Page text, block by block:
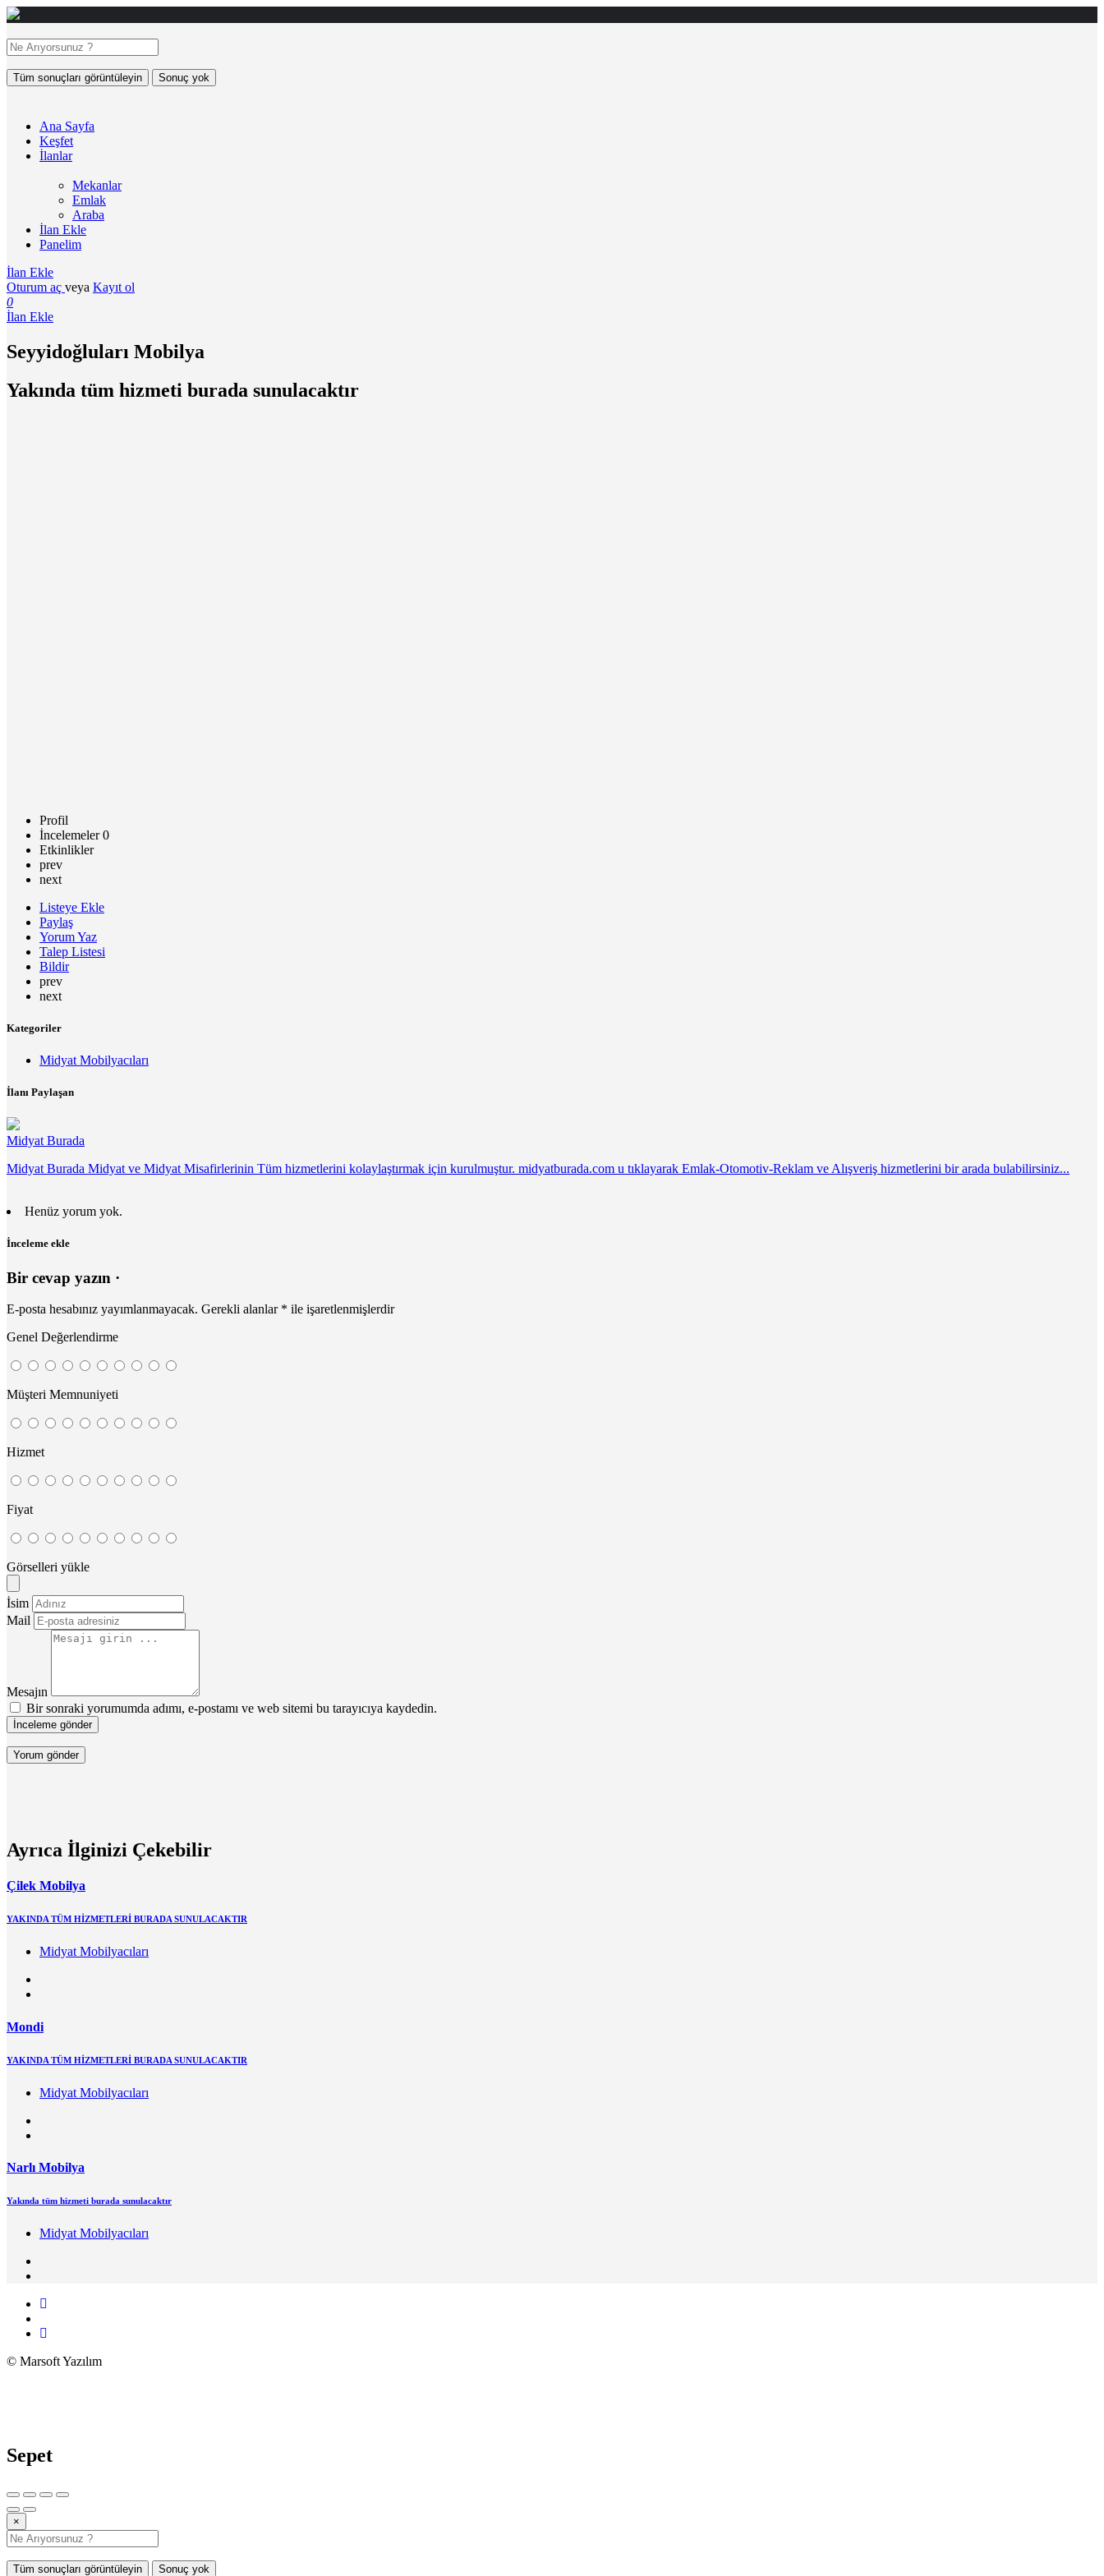
Tüm sonuçları görüntüleyin Sonuç yok
Ana Sayfa
Keşfet
İlanlar
Mekanlar
Emlak
Araba
İlan Ekle
Panelim
İlan Ekle
Oturum aç veya Kayıt ol
0
İlan Ekle
Seyyidoğluları Mobilya
Yakında tüm hizmeti burada sunulacaktır
Profil
İncelemeler0
Etkinlikler
prev
next
Listeye Ekle
Paylaş
Yorum Yaz
Talep Listesi
Bildir
prev
next
Kategoriler
Midyat Mobilyacıları
İlanı Paylaşan
Midyat Burada
Midyat Burada Midyat ve Midyat Misafirlerinin Tüm hizmetlerini kolaylaştırmak için kurulmuştur. midyatburada.com u tıklayarak Emlak-Otomotiv-Reklam ve Alışveriş hizmetlerini bir arada bulabilirsiniz...
Henüz yorum yok.
İnceleme ekle
Bir cevap yazın ·
E-posta hesabınız yayımlanmayacak. Gerekli alanlar * ile işaretlenmişlerdir
Genel Değerlendirme
Müşteri Memnuniyeti
Hizmet
Fiyat
Görselleri yükle
İsim
Mail
Mesajın
Bir sonraki yorumumda adımı, e-postamı ve web sitemi bu tarayıcıya kaydedin.
İnceleme gönder
Ayrıca İlginizi Çekebilir
Çilek Mobilya
YAKINDA TÜM HİZMETLERİ BURADA SUNULACAKTIR
Midyat Mobilyacıları
Mondi
YAKINDA TÜM HİZMETLERİ BURADA SUNULACAKTIR
Midyat Mobilyacıları
Narlı Mobilya
Yakında tüm hizmeti burada sunulacaktır
Midyat Mobilyacıları
© Marsoft Yazılım
Sepet
×
Tüm sonuçları görüntüleyin Sonuç yok